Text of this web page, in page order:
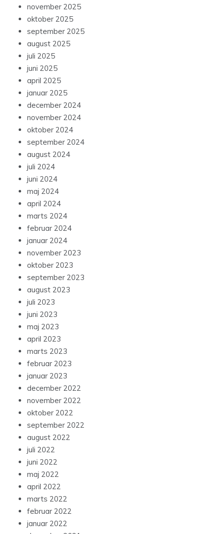
november 2025
oktober 2025
september 2025
august 2025
juli 2025
juni 2025
april 2025
januar 2025
december 2024
november 2024
oktober 2024
september 2024
august 2024
juli 2024
juni 2024
maj 2024
april 2024
marts 2024
februar 2024
januar 2024
november 2023
oktober 2023
september 2023
august 2023
juli 2023
juni 2023
maj 2023
april 2023
marts 2023
februar 2023
januar 2023
december 2022
november 2022
oktober 2022
september 2022
august 2022
juli 2022
juni 2022
maj 2022
april 2022
marts 2022
februar 2022
januar 2022